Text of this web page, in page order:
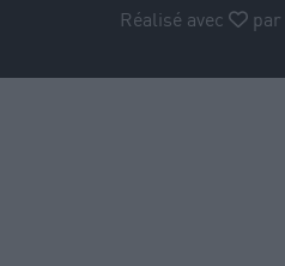
Réalisé avec par